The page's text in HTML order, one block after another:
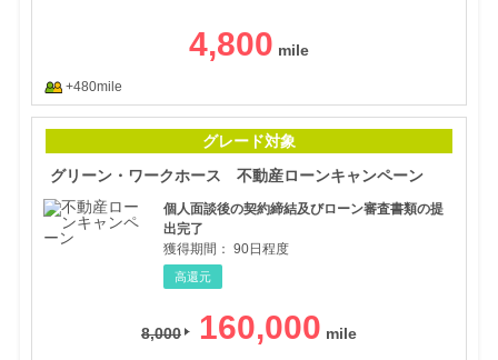
4,800
+480mile
グレード対象
グリーン・ワークホース 不動産ローンキャンペーン
個人面談後の契約締結及びローン審査書類の提
出完了
獲得期間： 90日程度
高還元
8,000 160,000